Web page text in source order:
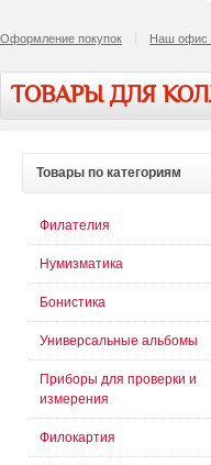
Оформление покупок Наш офис
ТОВАРЫ ДЛЯ
Товары по категориям
Филателия
Нумизматика
Бонистика
Универсальные альбомы
Приборы для проверки и
измерения
Филокартия